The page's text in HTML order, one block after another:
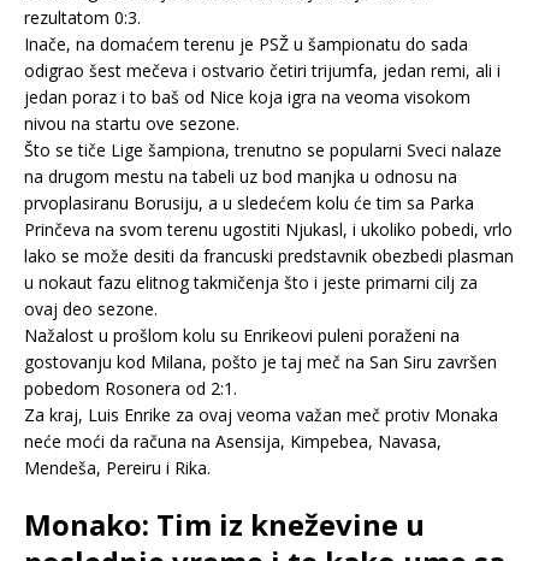
rezultatom 0:3.
Inače, na domaćem terenu je PSŽ u šampionatu do sada
odigrao šest mečeva i ostvario četiri trijumfa, jedan remi, ali i
jedan poraz i to baš od Nice koja igra na veoma visokom
nivou na startu ove sezone.
Što se tiče Lige šampiona, trenutno se popularni Sveci nalaze
na drugom mestu na tabeli uz bod manjka u odnosu na
prvoplasiranu Borusiju, a u sledećem kolu će tim sa Parka
Prinčeva na svom terenu ugostiti Njukasl, i ukoliko pobedi, vrlo
lako se može desiti da francuski predstavnik obezbedi plasman
u nokaut fazu elitnog takmičenja što i jeste primarni cilj za
ovaj deo sezone.
Nažalost u prošlom kolu su Enrikeovi puleni poraženi na
gostovanju kod Milana, pošto je taj meč na San Siru završen
pobedom Rosonera od 2:1.
Za kraj, Luis Enrike za ovaj veoma važan meč protiv Monaka
neće moći da računa na Asensija, Kimpebea, Navasa,
Mendeša, Pereiru i Rika.
Monako: Tim iz kneževine u